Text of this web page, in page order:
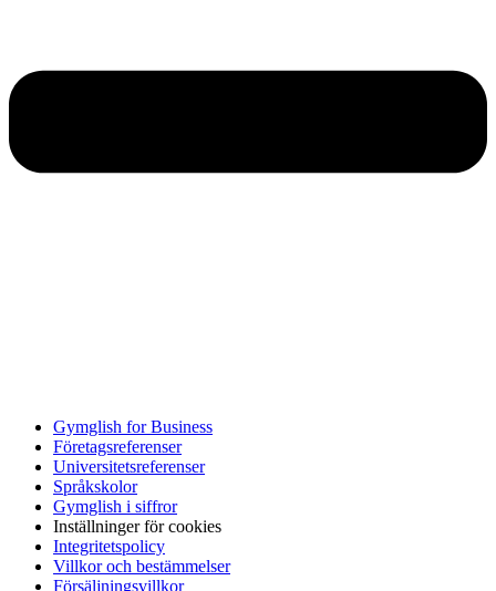
Gymglish for Business
Företagsreferenser
Universitetsreferenser
Språkskolor
Gymglish i siffror
Inställninger för cookies
Integritetspolicy
Villkor och bestämmelser
Försäljningsvillkor